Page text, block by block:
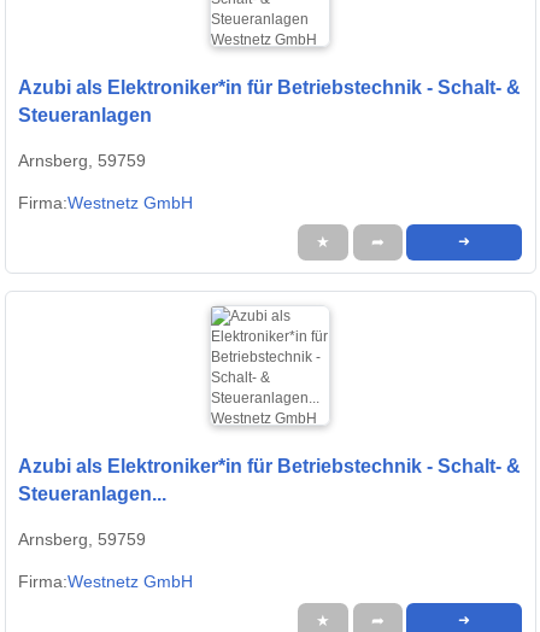
Azubi als Elektroniker*in für Betriebstechnik - Schalt- &
Steueranlagen
Arnsberg, 59759
Firma:Westnetz GmbH
★ ➦ ➜
Azubi als Elektroniker*in für Betriebstechnik - Schalt- &
Steueranlagen...
Arnsberg, 59759
Firma:Westnetz GmbH
★ ➦ ➜